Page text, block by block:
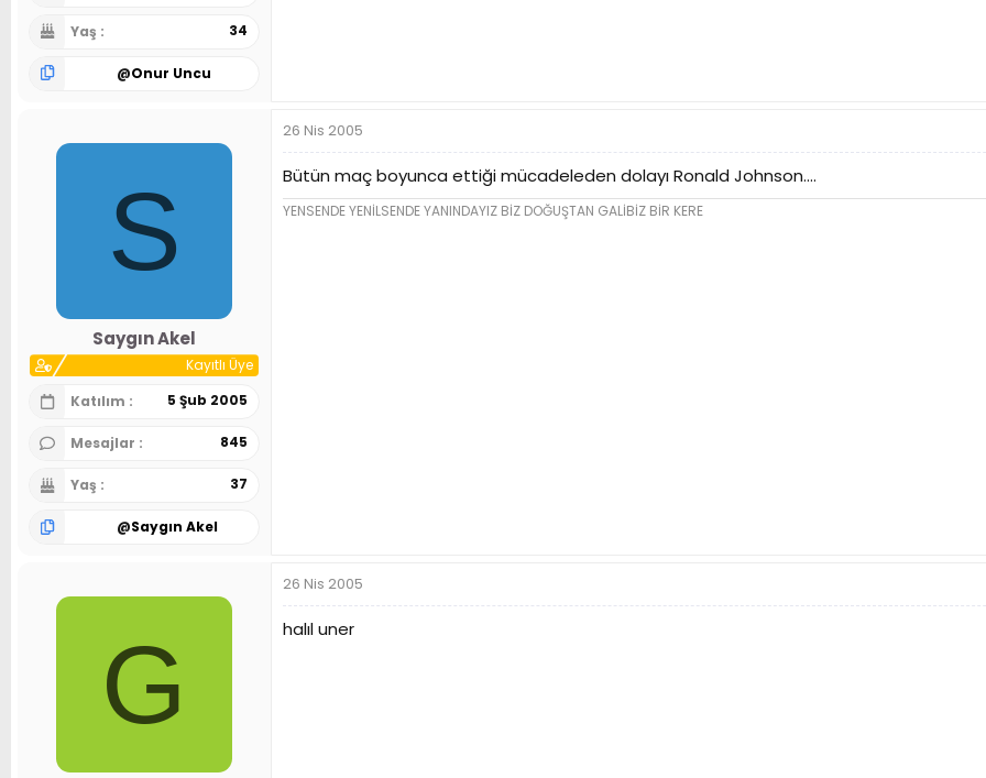
Yaş 34
@Onur Uncu
S
Saygın Akel
Kayıtlı Üye
Katılım
5 Şub 2005
Mesajlar 845
Yaş 37
@Saygın Akel
26 Nis 2005
Bütün maç boyunca ettiği mücadeleden dolayı Ronald Johnson....
YENSENDE YENİLSENDE YANINDAYIZ BİZ DOĞUŞTAN GALİBİZ BİR KERE
G
26 Nis 2005
halıl uner